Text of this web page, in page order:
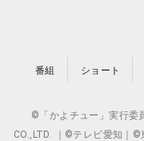
番組 ショート
©「かよチュー」実行委
CO.,LTD. ｜©テレビ愛知｜